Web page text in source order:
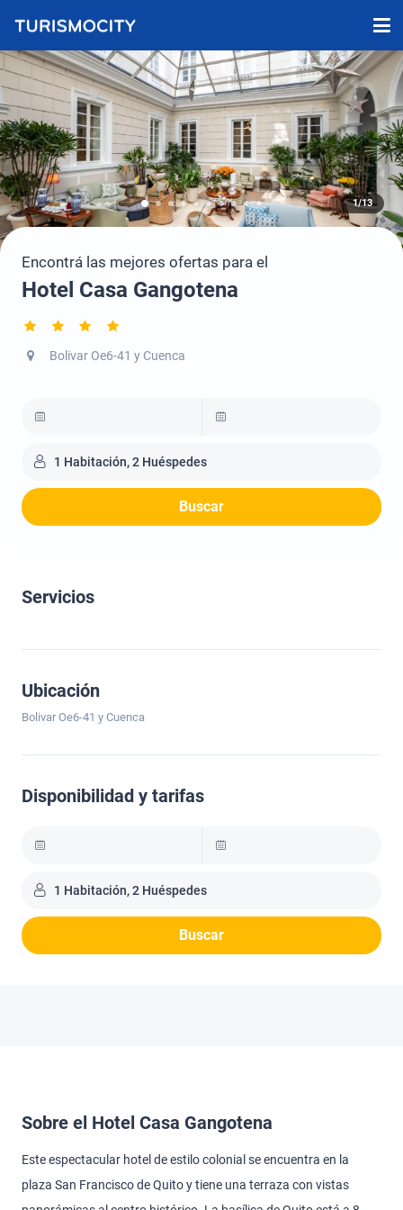
1/13
Encontrá las mejores ofertas para el
Hotel Casa Gangotena
Bolivar Oe6-41 y Cuenca
1 Habitación, 2 Huéspedes
Buscar
Servicios
Ubicación
Bolivar Oe6-41 y Cuenca
Disponibilidad y tarifas
1 Habitación, 2 Huéspedes
Buscar
Sobre el Hotel Casa Gangotena
Este espectacular hotel de estilo colonial se encuentra en la
plaza San Francisco de Quito y tiene una terraza con vistas